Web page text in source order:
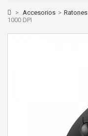
> Accesorios > Ratones
1000 DPI